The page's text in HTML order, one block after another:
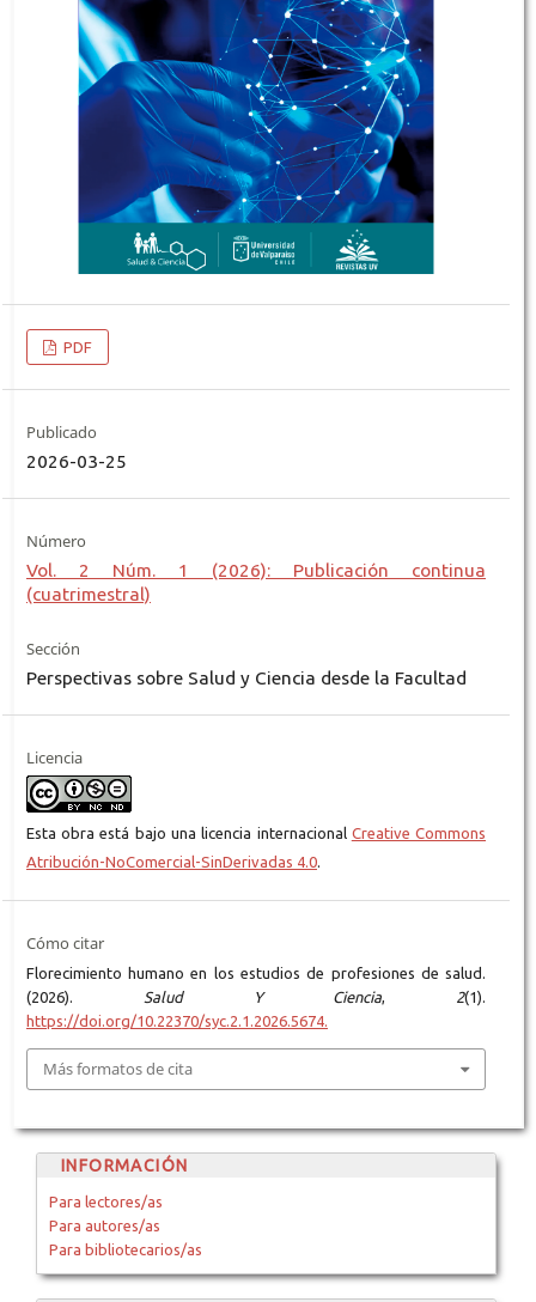
PDF
Publicado
2026-03-25
Número
Vol. 2 Núm. 1 (2026): Publicación continua
(cuatrimestral)
Sección
Perspectivas sobre Salud y Ciencia desde la Facultad
Licencia
Esta obra está bajo una licencia internacional Creative Commons
Atribución-NoComercial-SinDerivadas 4.0.
Cómo citar
Florecimiento humano en los estudios de profesiones de salud.
(2026). Salud Y Ciencia, 2(1).
https://doi.org/10.22370/syc.2.1.2026.5674.
Más formatos de cita
INFORMACIÓN
Para lectores/as
Para autores/as
Para bibliotecarios/as